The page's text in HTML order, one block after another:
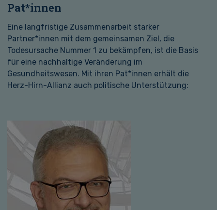
Pat*innen
Eine langfristige Zusammenarbeit starker
Partner*innen mit dem gemeinsamen Ziel, die
Todesursache Nummer 1 zu bekämpfen, ist die Basis
für eine nachhaltige Veränderung im
Gesundheitswesen. Mit ihren Pat*innen erhält die
Herz-Hirn-Allianz auch politische Unterstützung: